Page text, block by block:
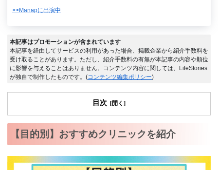
>>Manapに出演中
本記事はプロモーションが含まれています
本記事を経由してサービスの利用があった場合、掲載企業から紹介手数料を
受け取ることがあります。ただし、紹介手数料の有無が本記事の内容や順位
に影響を与えることはありません。コンテンツ内容に関しては、LifeStories
が独自で制作したものです。(コンテンツ編集ポリシー)
目次
【目的別】おすすめクリニックを紹介